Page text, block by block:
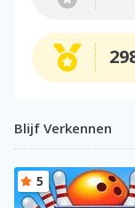
Blijf Verkennen
5